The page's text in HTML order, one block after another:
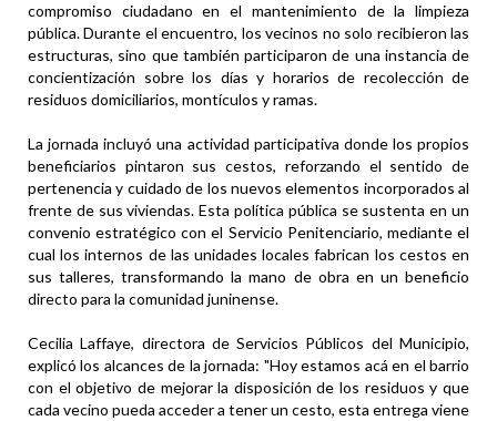
compromiso ciudadano en el mantenimiento de la limpieza
pública. Durante el encuentro, los vecinos no solo recibieron las
estructuras, sino que también participaron de una instancia de
concientización sobre los días y horarios de recolección de
residuos domiciliarios, montículos y ramas.
La jornada incluyó una actividad participativa donde los propios
beneficiarios pintaron sus cestos, reforzando el sentido de
pertenencia y cuidado de los nuevos elementos incorporados al
frente de sus viviendas. Esta política pública se sustenta en un
convenio estratégico con el Servicio Penitenciario, mediante el
cual los internos de las unidades locales fabrican los cestos en
sus talleres, transformando la mano de obra en un beneficio
directo para la comunidad juninense.
Cecilia Laffaye, directora de Servicios Públicos del Municipio,
explicó los alcances de la jornada: "Hoy estamos acá en el barrio
con el objetivo de mejorar la disposición de los residuos y que
cada vecino pueda acceder a tener un cesto, esta entrega viene